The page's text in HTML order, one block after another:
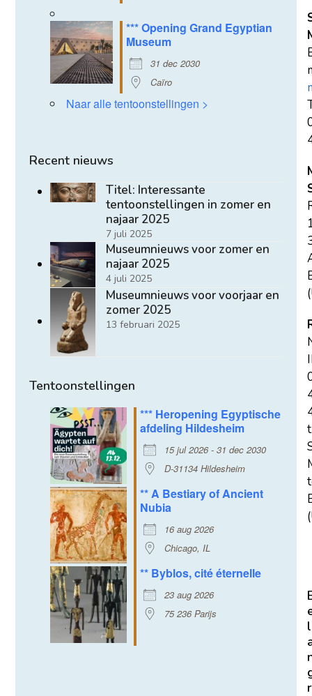
*** Opening Grand Egyptian
Museum
31 dec 2030
Caïro
Naar alle tentoonstellingen >
Recent nieuws
Titel: Interessante
tentoonstellingen in zomer en
najaar 2025
7 juli 2025
Museumnieuws voor zomer en
najaar 2025
4 juli 2025
Museumnieuws voor voorjaar en
zomer 2025
13 februari 2025
Tentoonstellingen
*** Heropening Egyptische
afdeling Hildesheim
15 jul 2026 - 31 dec 2030
D-31134 Hildesheim
** A Bestiary of Ancient
Nubia
16 aug 2026
Chicago, IL
** Byblos, cité éternelle
23 aug 2026
75 236 Parijs
l
r